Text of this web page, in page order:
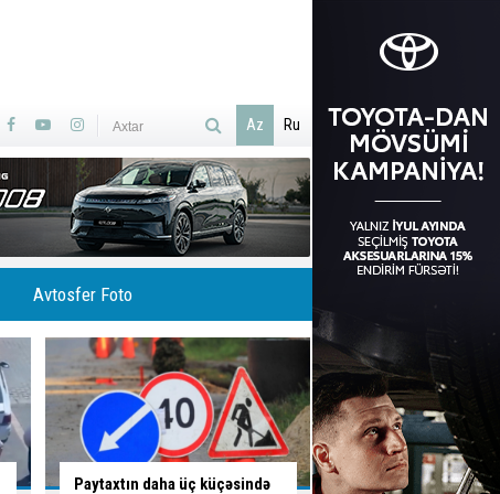
Az Ru
Avtosfer Foto
Bakının hansı küçə və
Svetofora əhəmiyyət